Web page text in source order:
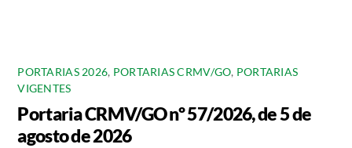
PORTARIAS 2026, PORTARIAS CRMV/GO, PORTARIAS
VIGENTES
Portaria CRMV/GO nº 57/2026, de 5 de
agosto de 2026